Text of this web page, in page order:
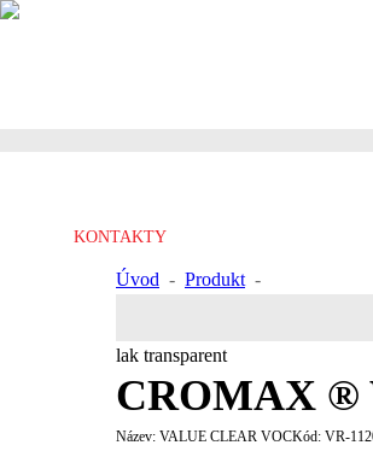
KONTAKTY
Úvod - Produkt -
lak transparent
CROMAX ®
Název: VALUE CLEAR VOCKód: VR-